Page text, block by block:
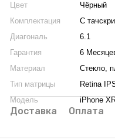
Цвет
Чёрный
Комплектация
С
Диагональ
6.1
Гарантия
6
Материал
Стекло,
Тип матрицы
Retina
Модель
iPhone
Доставка Оплата